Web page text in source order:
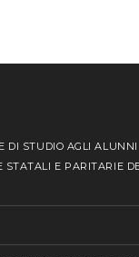
DI STUDIO AGLI ALUNNI
STATALI E PARITARIE